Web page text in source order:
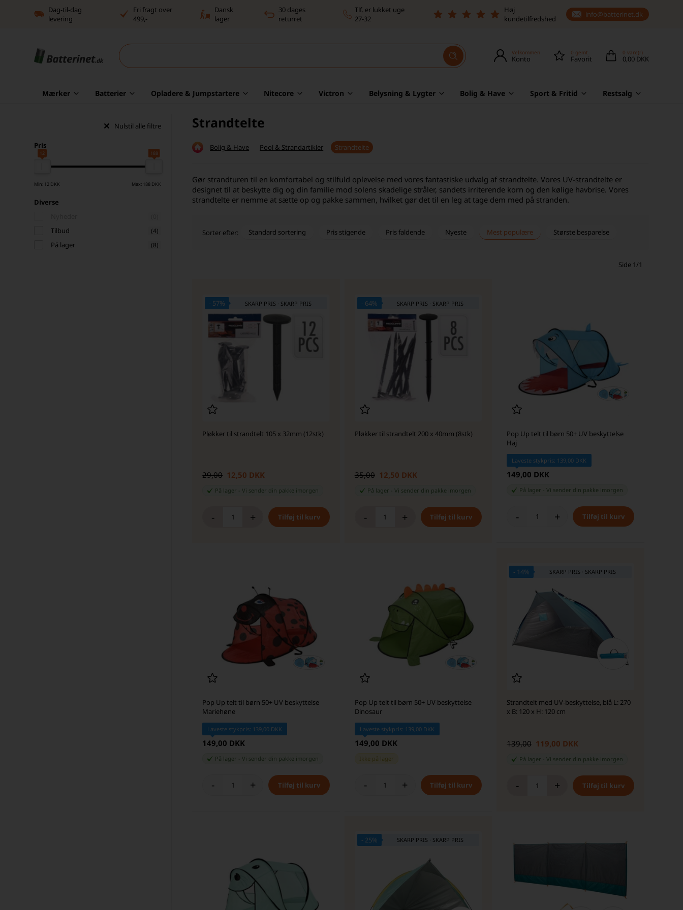
Dag-til-dag
levering
Fri fragt over
499,-
Dansk
lager
30 dages
returret
Tlf. er lukket uge
27-32
Høj
kundetilfredshed
info@batterinet.dk
Velkommen
Konto
0 gemt
Favorit
0 vare(r)
0,00 DKK
Mærker Batterier Opladere & Jumpstartere Nitecore Victron Belysning & Lygter Bolig & Have Sport & Fritid Restsalg
Nulstil alle filtre
Pris
12 188
Min: 12 DKK Max: 188 DKK
Diverse
Tilbud (4)
På lager (8)
Strandtelte
Bolig & Have Pool & Strandartikler Strandtelte
Gør strandturen til en komfortabel og stilfuld oplevelse med vores fantastiske udvalg af strandtelte. Vores UV-strandtelte er
designet til at beskytte dig og din familie mod solens skadelige stråler, sandets irriterende korn og den kølige havbrise. Vores
strandtelte er nemme at sætte op og pakke sammen, hvilket gør det til en leg at tage dem med på stranden.
Sorter efter: Standard sortering Pris stigende Pris faldende Nyeste Mest populære Største besparelse
Side 1/1
- 57% SKARP PRIS · SKARP PRIS
Pløkker til strandtelt 105 x 32mm (12stk)
29,00 12,50 DKK
På lager -Vi sender din pakke imorgen
- +
- 64% SKARP PRIS · SKARP PRIS
Pløkker til strandtelt 200 x 40mm (8stk)
35,00 12,50 DKK
På lager Vi sender din pakke imorgen
- +
Pop Up telt til børn 50+ UV beskyttelse
Haj
Laveste stykpris: 139,00 DKK
149,00 DKK
På lager -Vi sender din pakke imorgen
- +
Pop Up telt til børn 50+ UV beskyttelse
Mariehøne
Laveste stykpris: 139,00 DKK
149,00 DKK
På lager -Vi sender din pakke imorgen
- +
Pop Up telt til børn 50+ UV beskyttelse
Dinosaur
Laveste stykpris: 139,00 DKK
149,00 DKK
Ikke på lager
- +
- 14% SKARP PRIS · SKARP PRIS
Strandtelt med UV-beskyttelse, blå L: 270
x B: 120 x H: 120 cm
139,00 119,00 DKK
På lager -Vi sender din pakke imorgen
- +
- 25% SKARP PRIS · SKARP PRIS